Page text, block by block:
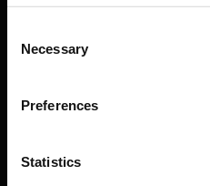
Selection
Necessary
Preferences
Statistics
comunicare messaggi
02.Graphic designer per
03.Packaging designer